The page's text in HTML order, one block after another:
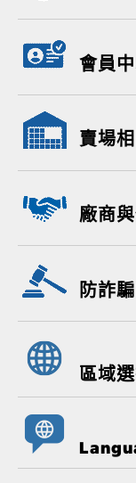
會員
賣場
廠商
防詐
區域